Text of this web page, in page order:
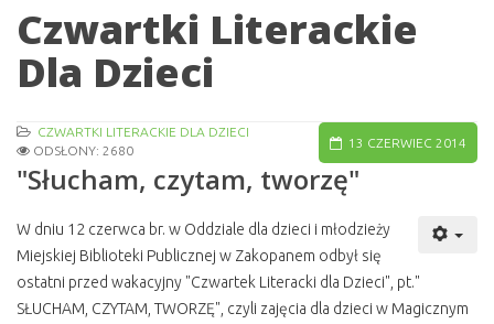
Czwartki Literackie
Dla Dzieci
CZWARTKI LITERACKIE DLA DZIECI
13 CZERWIEC 2014
ODSŁONY: 2680
"Słucham, czytam, tworzę"
W dniu 12 czerwca br. w Oddziale dla dzieci i młodzieży
Miejskiej Biblioteki Publicznej w Zakopanem odbył się
ostatni przed wakacyjny "Czwartek Literacki dla Dzieci", pt."
SŁUCHAM, CZYTAM, TWORZĘ", czyli zajęcia dla dzieci w Magicznym